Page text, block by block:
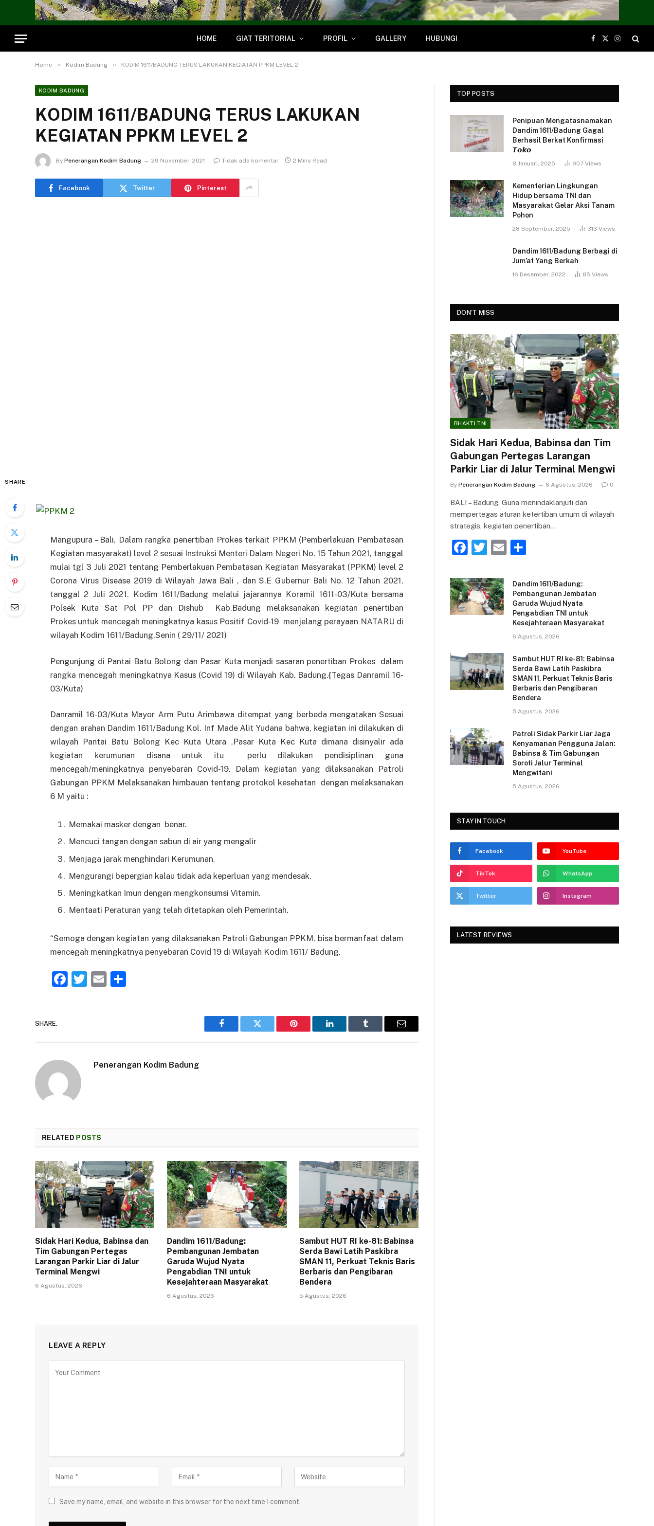
HOME GIAT TERITORIAL PROFIL GALLERY HUBUNGI
Facebook
X
(Twitter)
Instagram
Home » Kodim Badung » KODIM 1611/BADUNG TERUS LAKUKAN KEGIATAN PPKM LEVEL 2
KODIM BADUNG
KODIM 1611/BADUNG TERUS LAKUKAN
KEGIATAN PPKM LEVEL 2
By Penerangan Kodim Badung 29 November, 2021 Tidak ada komentar 2 Mins Read
Facebook Twitter Pinterest
SHARE
Mangupura – Bali. Dalam rangka penertiban Prokes terkait PPKM (Pemberlakuan Pembatasan
Kegiatan masyarakat) level 2 sesuai Instruksi Menteri Dalam Negeri No. 15 Tahun 2021, tanggal
mulai tgl 3 Juli 2021 tentang Pemberlakuan Pembatasan Kegiatan Masyarakat (PPKM) level 2
Corona Virus Disease 2019 di Wilayah Jawa Bali , dan S.E Gubernur Bali No. 12 Tahun 2021,
tanggal 2 Juli 2021. Kodim 1611/Badung melalui jajarannya Koramil 1611-03/Kuta bersama
Polsek Kuta Sat Pol PP dan Dishub Kab.Badung melaksanakan kegiatan penertiban
Prokes untuk mencegah meningkatnya kasus Positif Covid-19 menjelang perayaan NATARU di
wilayah Kodim 1611/Badung.Senin ( 29/11/ 2021)
Pengunjung di Pantai Batu Bolong dan Pasar Kuta menjadi sasaran penertiban Prokes dalam
rangka mencegah meningkatnya Kasus (Covid 19) di Wilayah Kab. Badung.{Tegas Danramil 16-
03/Kuta)
Danramil 16-03/Kuta Mayor Arm Putu Arimbawa ditempat yang berbeda mengatakan Sesuai
dengan arahan Dandim 1611/Badung Kol. Inf Made Alit Yudana bahwa, kegiatan ini dilakukan di
wilayah Pantai Batu Bolong Kec Kuta Utara ,Pasar Kuta Kec Kuta dimana disinyalir ada
kegiatan kerumunan disana untuk itu perlu dilakukan pendisiplinan guna
mencegah/meningkatnya penyebaran Covid-19. Dalam kegiatan yang dilaksanakan Patroli
Gabungan PPKM Melaksanakan himbauan tentang protokol kesehatan dengan melaksanakan
6 M yaitu :
Memakai masker dengan benar.
Mencuci tangan dengan sabun di air yang mengalir
Menjaga jarak menghindari Kerumunan.
Mengurangi bepergian kalau tidak ada keperluan yang mendesak.
Meningkatkan Imun dengan mengkonsumsi Vitamin.
Mentaati Peraturan yang telah ditetapkan oleh Pemerintah.
“Semoga dengan kegiatan yang dilaksanakan Patroli Gabungan PPKM, bisa bermanfaat dalam
mencegah meningkatnya penyebaran Covid 19 di Wilayah Kodim 1611/ Badung.
Facebook
Twitter
Email
SHARE.
Facebook Twitter Pinterest LinkedIn Tumblr Email
Penerangan Kodim Badung
RELATED POSTS
Sidak Hari Kedua, Babinsa dan
Tim Gabungan Pertegas
Larangan Parkir Liar di Jalur
Terminal Mengwi
6 Agustus, 2026
Dandim 1611/Badung:
Pembangunan Jembatan
Garuda Wujud Nyata
Pengabdian TNI untuk
Kesejahteraan Masyarakat
6 Agustus, 2026
Sambut HUT RI ke-81: Babinsa
Serda Bawi Latih Paskibra
SMAN 11, Perkuat Teknis Baris
Berbaris dan Pengibaran
Bendera
5 Agustus, 2026
LEAVE A REPLY
Save my name, email, and website in this browser for the next time I comment.
TOP POSTS
Penipuan Mengatasnamakan
Dandim 1611/Badung Gagal
Berhasil Berkat Konfirmasi
𝙏𝙤𝙠𝙤
8 Januari, 2025 907 Views
Kementerian Lingkungan
Hidup bersama TNI dan
Masyarakat Gelar Aksi Tanam
Pohon
28 September, 2025 313 Views
Dandim 1611/Badung Berbagi di
Jum’at Yang Berkah
16 Desember, 2022 85 Views
DON'T MISS
BHAKTI TNI
Sidak Hari Kedua, Babinsa dan Tim
Gabungan Pertegas Larangan
Parkir Liar di Jalur Terminal Mengwi
By Penerangan Kodim Badung 6 Agustus, 2026 0
BALI – Badung, Guna menindaklanjuti dan
mempertegas aturan ketertiban umum di wilayah
strategis, kegiatan penertiban…
F
c
e
b
k
T
itt
er
E
ai ar
e
Dandim 1611/Badung:
Pembangunan Jembatan
Garuda Wujud Nyata
Pengabdian TNI untuk
Kesejahteraan Masyarakat
6 Agustus, 2026
Sambut HUT RI ke-81: Babinsa
Serda Bawi Latih Paskibra
SMAN 11, Perkuat Teknis Baris
Berbaris dan Pengibaran
Bendera
5 Agustus, 2026
Patroli Sidak Parkir Liar Jaga
Kenyamanan Pengguna Jalan:
Babinsa & Tim Gabungan
Soroti Jalur Terminal
Mengwitani
5 Agustus, 2026
STAY IN TOUCH
Facebook YouTube
TikTok WhatsApp
Twitter Instagram
LATEST REVIEWS